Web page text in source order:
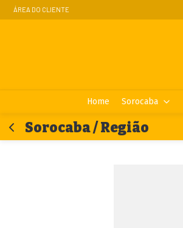
ÁREA DO CLIENTE
Home Sorocaba
Sorocaba / Região